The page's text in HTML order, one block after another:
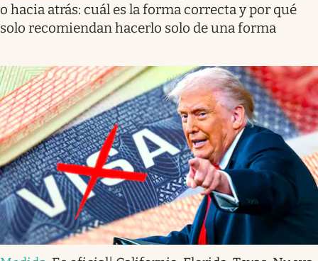
o hacia atrás: cuál es la forma correcta y por qué
solo recomiendan hacerlo solo de una forma